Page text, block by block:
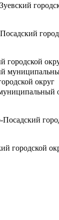
городской
округ
Посадский
городской